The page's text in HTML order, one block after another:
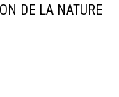
DE LA NATURE